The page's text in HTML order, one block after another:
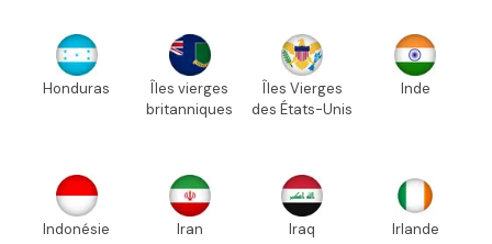
Honduras
Îles vierges
britanniques
Îles Vierges
des États-Unis
Inde
Indonésie Iran Iraq Irlande